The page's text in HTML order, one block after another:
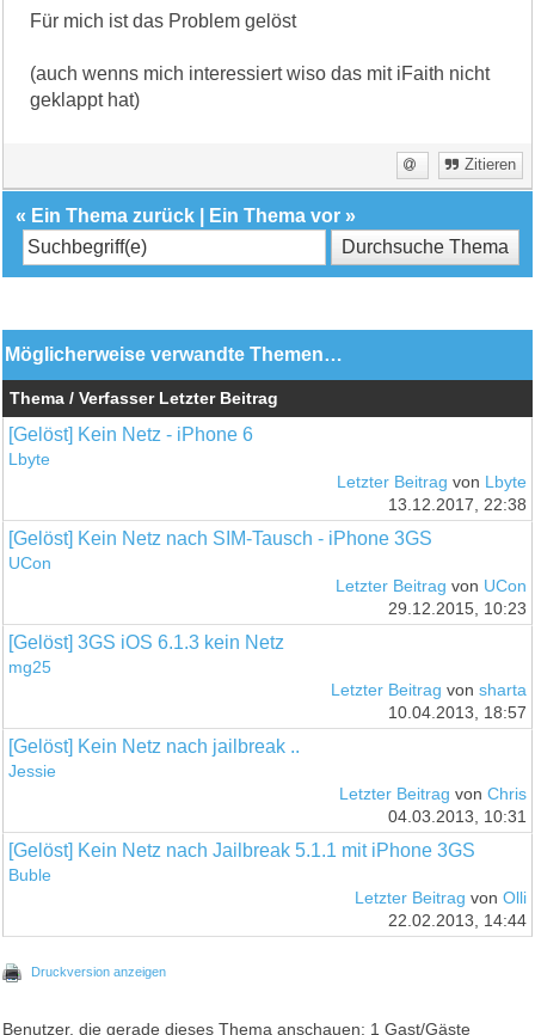
Für mich ist das Problem gelöst
(auch wenns mich interessiert wiso das mit iFaith nicht
geklappt hat)
Zitieren
« Ein Thema zurück Ein Thema vor »
Möglicherweise verwandte Themen…
Thema / Verfasser Letzter Beitrag
[Gelöst] Kein Netz - iPhone 6
Lbyte
Letzter Beitrag von Lbyte
13.12.2017, 22:38
[Gelöst] Kein Netz nach SIM-Tausch - iPhone 3GS
UCon
Letzter Beitrag von UCon
29.12.2015, 10:23
[Gelöst] 3GS iOS 6.1.3 kein Netz
mg25
Letzter Beitrag von sharta
10.04.2013, 18:57
[Gelöst] Kein Netz nach jailbreak ..
Jessie
Letzter Beitrag von Chris
04.03.2013, 10:31
[Gelöst] Kein Netz nach Jailbreak 5.1.1 mit iPhone 3GS
Buble
Letzter Beitrag von Olli
22.02.2013, 14:44
Druckversion anzeigen
Benutzer, die gerade dieses Thema anschauen: 1 Gast/Gäste